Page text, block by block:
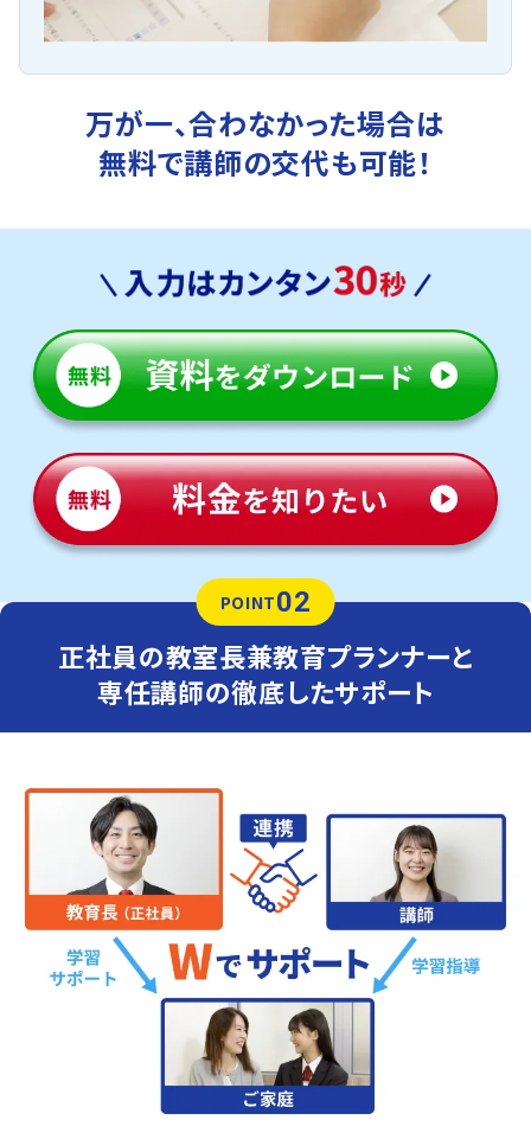
万が一、合わなかった場合は
無料で講師の交代も可能！
POINT02
正社員の教室長兼教育プランナーと
専任講師の徹底したサポート